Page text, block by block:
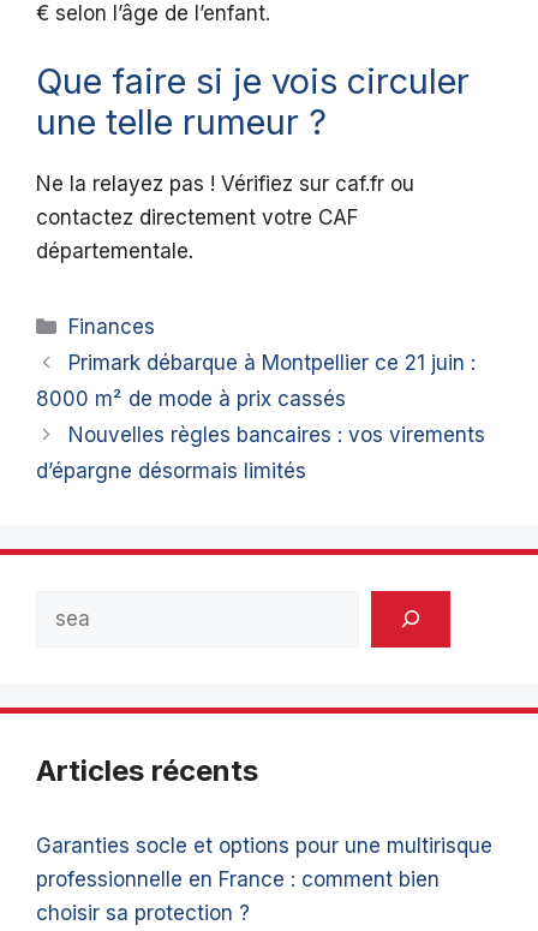
€ selon l’âge de l’enfant.
Que faire si je vois circuler
une telle rumeur ?
Ne la relayez pas ! Vérifiez sur caf.fr ou
contactez directement votre CAF
départementale.
Catégories
Finances
Primark débarque à Montpellier ce 21 juin :
8000 m² de mode à prix cassés
Nouvelles règles bancaires : vos virements
d’épargne désormais limités
Articles récents
Garanties socle et options pour une multirisque
professionnelle en France : comment bien
choisir sa protection ?